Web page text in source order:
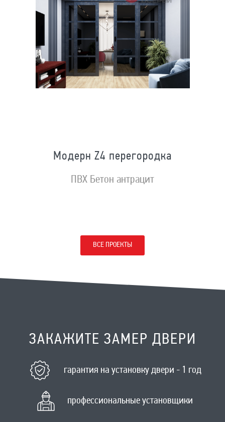
Модерн Z4 перегородка
ПВХ Бетон антрацит
ВСЕ ПРОЕКТЫ
ЗАКАЖИТЕ ЗАМЕР ДВЕРИ
гарантия на установку двери - 1 год
профессиональные установщики